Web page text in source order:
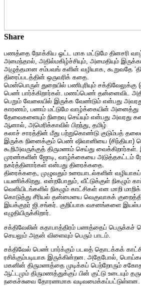
Share
பணத்தை நோக்கிய ஓட்ட மாக மட்டுமே தினசரி
அமைந்தால், அதில்மகிழ்ச்சியும், அமைதியும்
அழுத்தமான சம்பவங் களின் வழியாக, கூறுவதே
திரைப்படத்தின் ஒருவரிக் கதை.
மென்பொருள் துறையில் பணிபுரியும் சக்திவேலுக்கு
பெண் பார்க்கிறார்கள். மணப்பெண் தன்னைவிட
பெறும் வேலையில் இருக்க வேண்டும் என்பது
காரணம், பணம் மட்டுமே வாழ்க்கையின் அனைத்து
தேவைகளையும் நிறைவு செய்யும் என்பது அவரது
ஆனால், அமெரிக்காவில் பிறந்து, தமிழ்
கலாச் சாரத்தின் மீது பற்றுகொண்டு குடும்பத்
இருக்க நினைக்கும் பெண் ஷிவானியை (சிந்தியா)
கூறிஅவருக்குத் திருமணம் செய்து
முரண்களின் ஜோடி, வாழ்க்கையை அடுத்தகட்டம்
நகர்த்தினார்கள் என்பது திரைக்கதை.
திரைக்கதை, முழுவதும் உரையாடல்களின் வழியாகப்
பயணிக்கிறது. என்றபோதும், வீட்டுக்குள் நிகழும்
வெளியிடங்களில் நிகழும் காட்சிகள் என மாறி
கொடுத்து சீரியல் தன்மையை வெகுவாகக்
இயக்குநர் ஜி.சங்கர். குறிப்பாக வசனங்களை
எழுதியிருக்கிறார்.
சக்திவேலின் கதாபாத்திரம் பணத்தைப் பெருக்கச்
செயலும் அதன் விளைவும் பெரும் பாடம்.
சக்திவேல் பெண் பார்க்கும் படலத் தொடக்கக்
ரசிக்கும்படியாக இருக்கின்றன. அதேபோல்,
மகனின் திருமணத்தை முடிக்கப் பெற்றோரும்
ஆட்டமும் திருமணத்துக்குப் பின் குட்டு உடையும்
நகைச்சுவை தோரணமாக வடிவமைக்கப்பட்டுள்ளன.